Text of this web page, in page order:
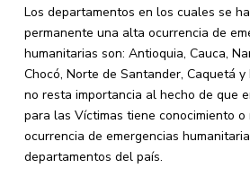
Los departamentos en los cuales se
permanente una alta ocurrencia de
humanitarias son: Antioquia, Cauca,
Chocó, Norte de Santander, Caquetá
no resta importancia al hecho de que
para las Víctimas tiene conocimiento
ocurrencia de emergencias
departamentos del país.